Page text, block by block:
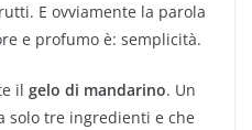
E ovviamente la parola
e profumo è: semplicità.
il gelo di mandarino. Un
solo tre ingredienti e che